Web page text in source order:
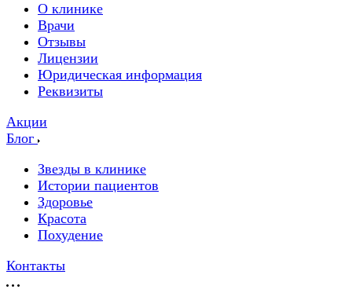
О клинике
Врачи
Отзывы
Лицензии
Юридическая информация
Реквизиты
Акции
Блог
Звезды в клинике
Истории пациентов
Здоровье
Красота
Похудение
Контакты